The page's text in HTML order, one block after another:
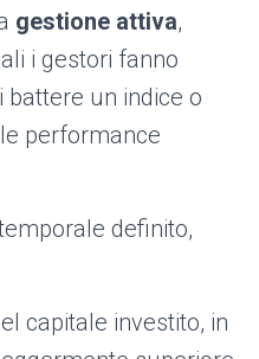
gestione attiva,
i gestori fanno
battere un indice o
performance
definito,
capitale investito, in